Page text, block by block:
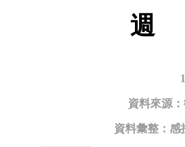
週
資料來源
資料彙整：感